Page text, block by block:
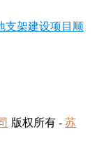
支架建设项目顺
版权所有 - 苏